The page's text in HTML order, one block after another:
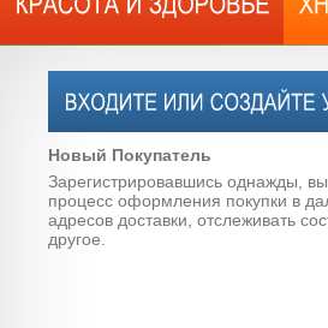
Новый Покупатель
Зарегистрировавшись однажды,
процесс оформления покупки в
адресов доставки, отслеживать
другое.